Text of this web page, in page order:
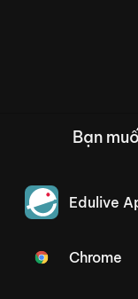
Bạn
Edulive
Chrome